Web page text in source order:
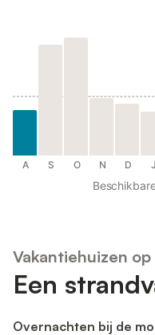
A S O N D J
Vakantiehuizen op
Een
Overnachten bij de